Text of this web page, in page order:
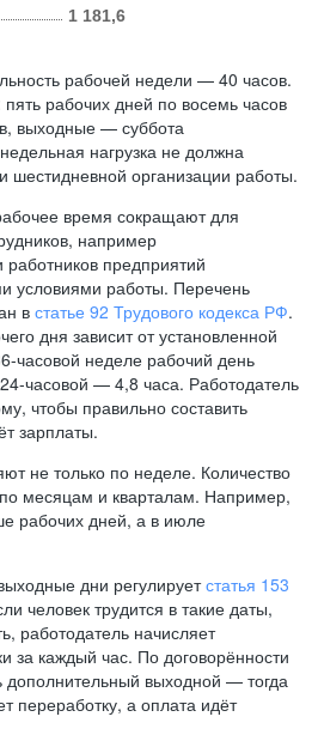
1 181,6
рабочей недели — 40 часов.
рабочих дней по восемь часов
выходные — суббота
нагрузка не должна
шестидневной организации работы.
время сокращают для
например
предприятий
условиями работы. Перечень
в статье 92 Трудового кодекса РФ.
дня зависит от установленной
часовой неделе рабочий день
24-часовой — 4,8 часа. Работодатель
чтобы правильно составить
зарплаты.
не только по неделе. Количество
месяцам и кварталам. Например,
рабочих дней, а в июле
дни регулируетстатья 153
человек трудится в такие даты,
работодатель начисляет
за каждый час. По договорённости
дополнительный выходной — тогда
переработку, а оплата идёт